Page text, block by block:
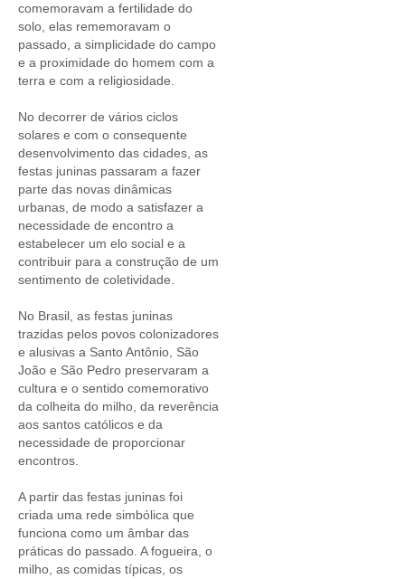
comemoravam a fertilidade do
solo, elas rememoravam o
passado, a simplicidade do campo
e a proximidade do homem com a
terra e com a religiosidade.
No decorrer de vários ciclos
solares e com o consequente
desenvolvimento das cidades, as
festas juninas passaram a fazer
parte das novas dinâmicas
urbanas, de modo a satisfazer a
necessidade de encontro a
estabelecer um elo social e a
contribuir para a construção de um
sentimento de coletividade.
No Brasil, as festas juninas
trazidas pelos povos colonizadores
e alusivas a Santo Antônio, São
João e São Pedro preservaram a
cultura e o sentido comemorativo
da colheita do milho, da reverência
aos santos católicos e da
necessidade de proporcionar
encontros.
A partir das festas juninas foi
criada uma rede simbólica que
funciona como um âmbar das
práticas do passado. A fogueira, o
milho, as comidas típicas, os